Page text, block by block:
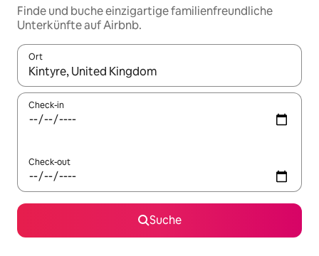
Finde und buche einzigartige familienfreundliche
Unterkünfte auf Airbnb.
Ort
Wenn Ergebnisse verfügbar sind, navigiere mit den
Check-in
Check-out
Suche